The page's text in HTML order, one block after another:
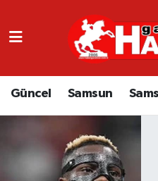
Güncel Samsun
GÜNCEL
SAMSUN
EKONOMİ